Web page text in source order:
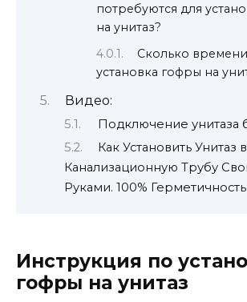
потребуются для
на унитаз?
Сколько
установка гофры на
Видео:
Подключение унитаза
Как Установить Унитаз
Канализационную Трубу
Руками. 100% Герметичность
Инструкция по
гофры на унитаз